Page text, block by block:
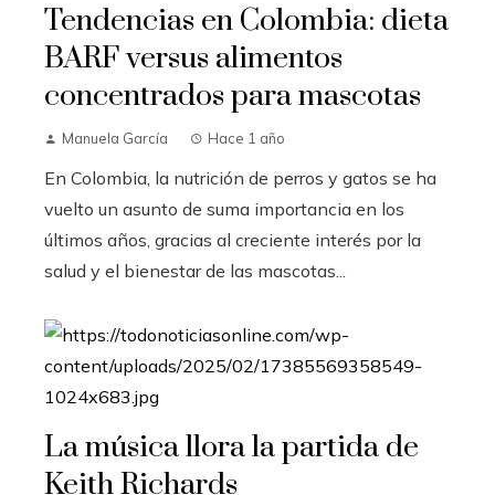
Tendencias en Colombia: dieta
BARF versus alimentos
concentrados para mascotas
Manuela García Hace 1 año
En Colombia, la nutrición de perros y gatos se ha
vuelto un asunto de suma importancia en los
últimos años, gracias al creciente interés por la
salud y el bienestar de las mascotas...
La música llora la partida de
Keith Richards